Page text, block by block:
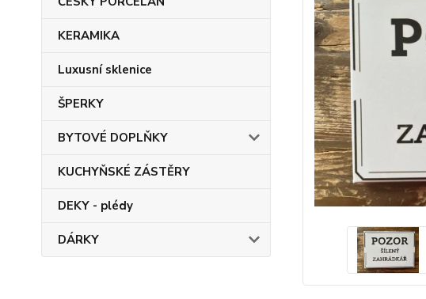
KERAMIKA
Luxusní sklenice
ŠPERKY
BYTOVÉ DOPLŇKY
KUCHYŇSKÉ ZÁSTĚRY
DEKY - plédy
DÁRKY